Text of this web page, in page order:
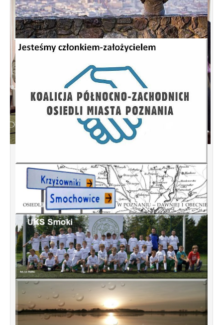
Smochowice Południe w rejonie ulic
położonych pomiędzy Wejherowską,
Starogardzką, Pniewską, Pelplińską.